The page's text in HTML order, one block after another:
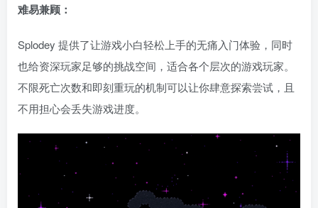
难易兼顾：
Splodey 提供了让游戏小白轻松上手的无痛入门体验，同时
也给资深玩家足够的挑战空间，适合各个层次的游戏玩家。
不限死亡次数和即刻重玩的机制可以让你肆意探索尝试，且
不用担心会丢失游戏进度。